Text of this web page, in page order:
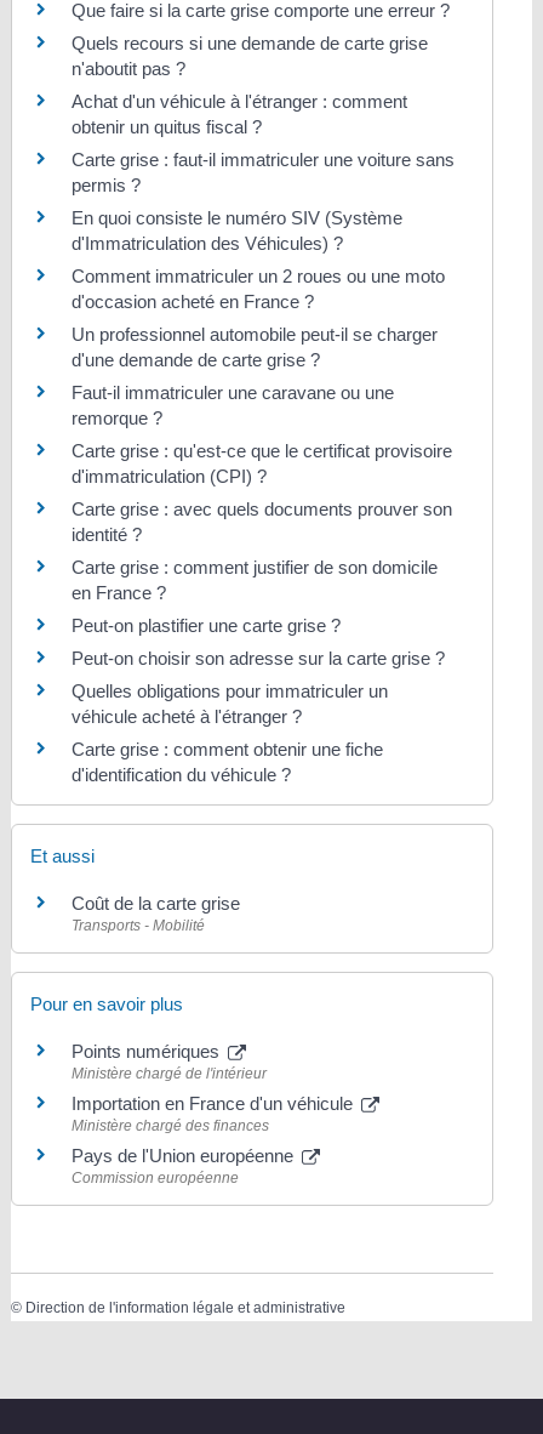
Que faire si la carte grise comporte une erreur ?
Quels recours si une demande de carte grise
n'aboutit pas ?
Achat d'un véhicule à l'étranger : comment
obtenir un quitus fiscal ?
Carte grise : faut-il immatriculer une voiture sans
permis ?
En quoi consiste le numéro SIV (Système
d'Immatriculation des Véhicules) ?
Comment immatriculer un 2 roues ou une moto
d'occasion acheté en France ?
Un professionnel automobile peut-il se charger
d'une demande de carte grise ?
Faut-il immatriculer une caravane ou une
remorque ?
Carte grise : qu'est-ce que le certificat provisoire
d'immatriculation (CPI) ?
Carte grise : avec quels documents prouver son
identité ?
Carte grise : comment justifier de son domicile
en France ?
Peut-on plastifier une carte grise ?
Peut-on choisir son adresse sur la carte grise ?
Quelles obligations pour immatriculer un
véhicule acheté à l'étranger ?
Carte grise : comment obtenir une fiche
d'identification du véhicule ?
Et aussi
Coût de la carte grise
Transports - Mobilité
Pour en savoir plus
Points numériques
Ministère chargé de l'intérieur
Importation en France d'un véhicule
Ministère chargé des finances
Pays de l'Union européenne
Commission européenne
© Direction de l'information légale et administrative